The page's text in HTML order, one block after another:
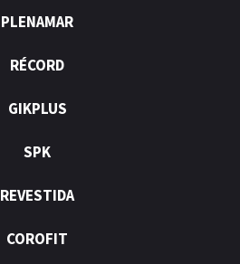
PLENAMAR
RÉCORD
GIKPLUS
SPK
REVESTIDA
COROFIT